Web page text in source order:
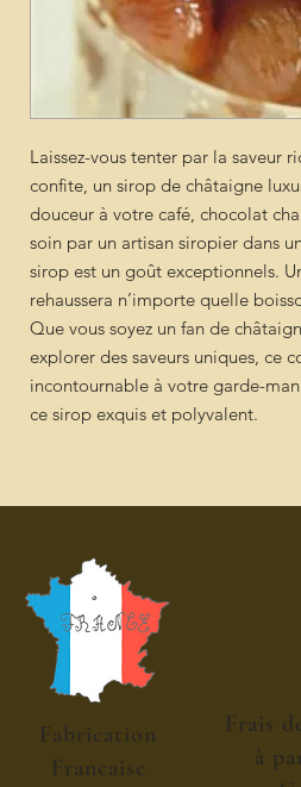
Laissez-vous tenter par la saveur
confite, un sirop de châtaigne
douceur à votre café, chocolat
soin par un artisan siropier dans
sirop est un goût exceptionnels.
rehaussera n’importe quelle
Que vous soyez un fan de
explorer des saveurs uniques, ce
incontournable à votre garde-
ce sirop exquis et polyvalent.
Fabrication
Francaise
Frais
à